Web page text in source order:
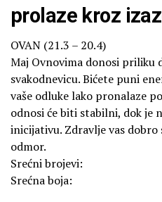
prolaze kroz
OVAN (21.3 – 20.4)
Maj Ovnovima donosi priliku
svakodnevicu. Bićete puni
vaše odluke lako pronalaze
odnosi će biti stabilni, dok je
inicijativu. Zdravlje vas
odmor.
Srećni brojevi:
Srećna boja: